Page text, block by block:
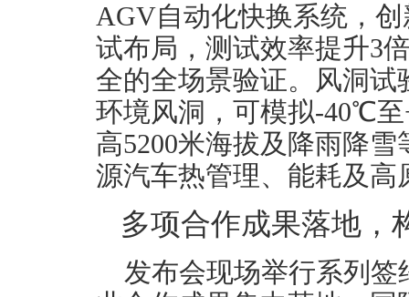
AGV自动化快换系统，
试布局，测试效率提升3
全的全场景验证。风洞
环境风洞，可模拟-40℃
高5200米海拔及降雨降
源汽车热管理、能耗及高
多项合作成果落地，
发布会现场举行系列